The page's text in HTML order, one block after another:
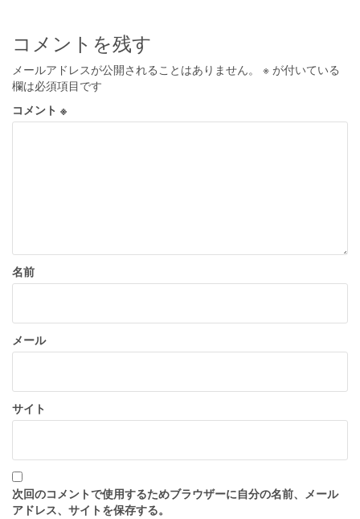
ビ
ゲ
ー
シ
コメントを残す
メールアドレスが公開されることはありません。 ※ が付いている
欄は必須項目です
コメント ※
名前
メール
サイト
次回のコメントで使用するためブラウザーに自分の名前、メール
アドレス、サイトを保存する。